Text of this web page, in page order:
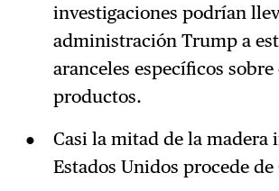
investigaciones podrían
administración Trump a
aranceles específicos sobre
productos.
Casi la mitad de la madera
Estados Unidos procede de